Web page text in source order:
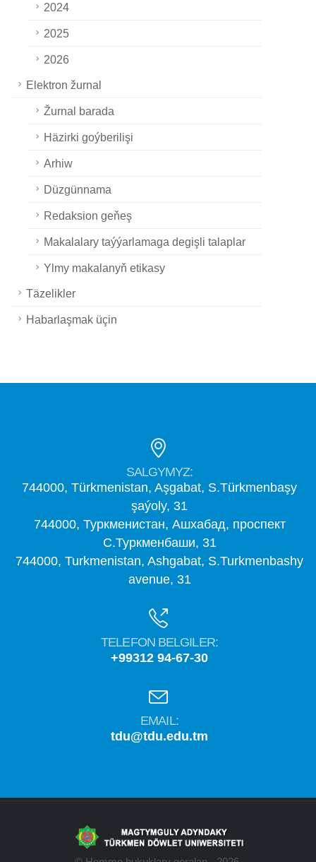
2024
2025
2026
Elektron žurnal
Žurnal barada
Häzirki goýberilişi
Arhiw
Düzgünnama
Redaksion geňeş
Makalalary taýýarlamaga degişli talaplar
Ylmy makalanyň etikasy
Täzelikler
Habarlaşmak üçin
SALGYMYZ:
744000, Türkmenistan, Aşgabat, S.Türkmenbaşy
şaýoly, 31
744000, Туркменистан, Ашхабад, проспект
С.Туркменбаши, 31
744000, Turkmenistan, Ashgabat, S.Turkmenbashy
avenue, 31
TELEFON BELGILER:
+99312 94-67-30
EMAIL:
tdu@tdu.edu.tm